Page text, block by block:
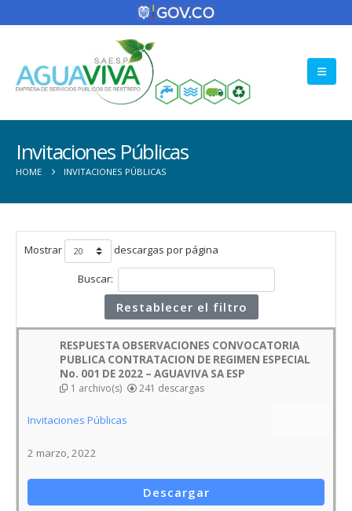
Invitaciones Públicas
HOME INVITACIONES PÚBLICAS
Mostrar descargas por página
Buscar:
Restablecer el filtro
RESPUESTA OBSERVACIONES CONVOCATORIA
PUBLICA CONTRATACION DE REGIMEN ESPECIAL
No. 001 DE 2022 – AGUAVIVA SA ESP
1 archivo(s) 241 descargas
Invitaciones Públicas
2 marzo, 2022
Descargar